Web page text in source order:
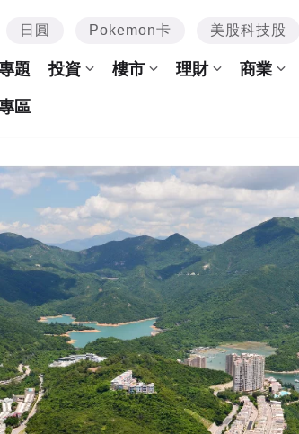
日圓 Pokemon卡 美股科技股
題 投資 樓市 理財 商業
區